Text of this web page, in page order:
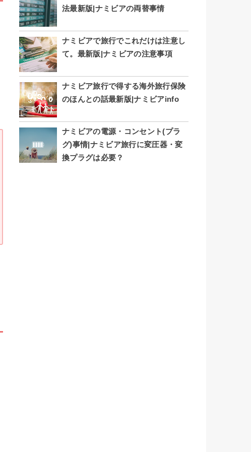
法最新版|ナミビアの両替事情
ナミビアで旅行でこれだけは注意し
て。最新版|ナミビアの注意事項
ナミビア旅行で得する海外旅行保険
のほんとの話最新版|ナミビアinfo
ナミビアの電源・コンセント(プラ
グ)事情|ナミビア旅行に変圧器・変
換プラグは必要？